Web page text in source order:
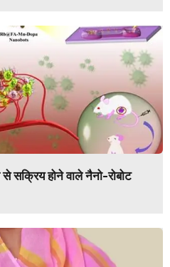
होने वाले नैनो-रोबोट